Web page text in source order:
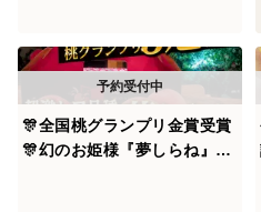
きれいな緑が写真映えする
きれいな緑でも十分に美味
当園はさらにそこから時間
🎊全国桃グランプリ金賞受賞
🎊幻のお姫様『夢しらね』🍑